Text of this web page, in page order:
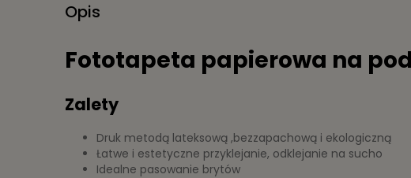
Opis
Fototapeta papierowa na
Zalety
Druk metodą lateksową ,bezzapachową i ekologiczną
Łatwe i estetyczne przyklejanie, odklejanie na sucho
Idealne pasowanie brytów